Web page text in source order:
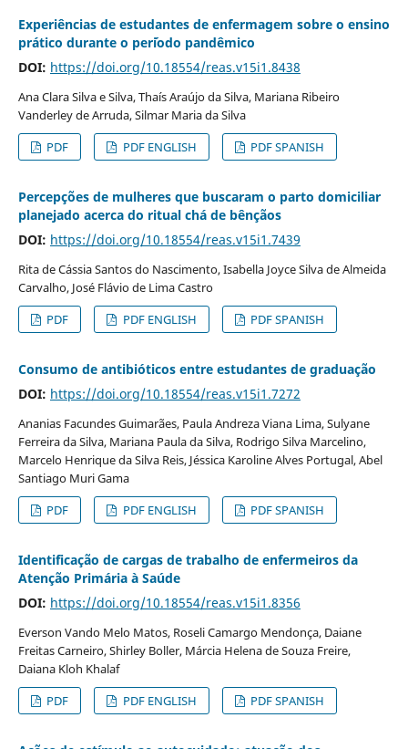
Experiências de estudantes de enfermagem sobre o ensino
prático durante o per´´iodo pandêmico
DOI: https://doi.org/10.18554/reas.v15i1.8438
Ana Clara Silva e Silva, Thaís Araújo da Silva, Mariana Ribeiro
Vanderley de Arruda, Silmar Maria da Silva
PDF
PDF ENGLISH PDF SPANISH
Percepções de mulheres que buscaram o parto domiciliar
planejado acerca do ritual chá de bênçãos
DOI: https://doi.org/10.18554/reas.v15i1.7439
Rita de Cássia Santos do Nascimento, Isabella Joyce Silva de Almeida
Carvalho, José Flávio de Lima Castro
PDF
PDF ENGLISH PDF SPANISH
Consumo de antibióticos entre estudantes de graduação
DOI: https://doi.org/10.18554/reas.v15i1.7272
Ananias Facundes Guimarães, Paula Andreza Viana Lima, Sulyane
Ferreira da Silva, Mariana Paula da Silva, Rodrigo Silva Marcelino,
Marcelo Henrique da Silva Reis, Jéssica Karoline Alves Portugal, Abel
Santiago Muri Gama
PDF
PDF ENGLISH PDF SPANISH
Identificação de cargas de trabalho de enfermeiros da
Atenção Primária à Saúde
DOI: https://doi.org/10.18554/reas.v15i1.8356
Everson Vando Melo Matos, Roseli Camargo Mendonça, Daiane
Freitas Carneiro, Shirley Boller, Márcia Helena de Souza Freire,
Daiana Kloh Khalaf
PDF
PDF ENGLISH PDF SPANISH